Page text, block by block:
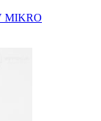
MIKRO